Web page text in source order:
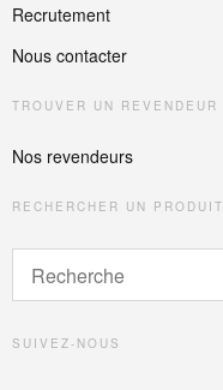
Recrutement
Nous contacter
TROUVER UN REVENDEUR
Nos revendeurs
RECHERCHER UN PRODUIT
SUIVEZ-NOUS